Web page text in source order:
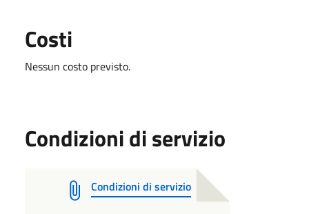
Costi
Nessun costo previsto.
Condizioni di servizio
Condizioni di servizio